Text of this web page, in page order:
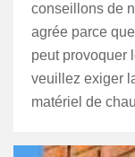
conseillons de
agrée parce
peut provoquer
veuillez exiger
matériel de